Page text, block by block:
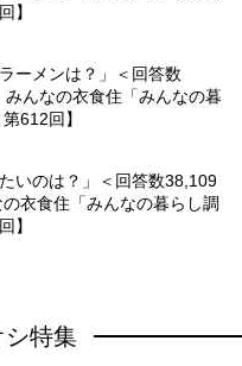
】
ーメンは？」＜回答数
んなの衣食住「みんなの暮
612回】
いのは？」＜回答数38,109
衣食住「みんなの暮らし調
】
特集